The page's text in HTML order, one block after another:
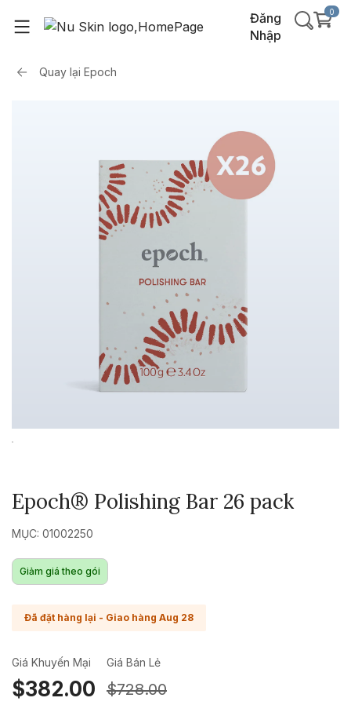
Đăng
Nhập
0
Quay lại Epoch
Epoch® Polishing Bar 26 pack
MỤC: 01002250
Giảm giá theo gói
Đã đặt hàng lại - Giao hàng Aug 28
Giá Khuyến Mại
$382.00
Giá Bán Lẻ
$728.00